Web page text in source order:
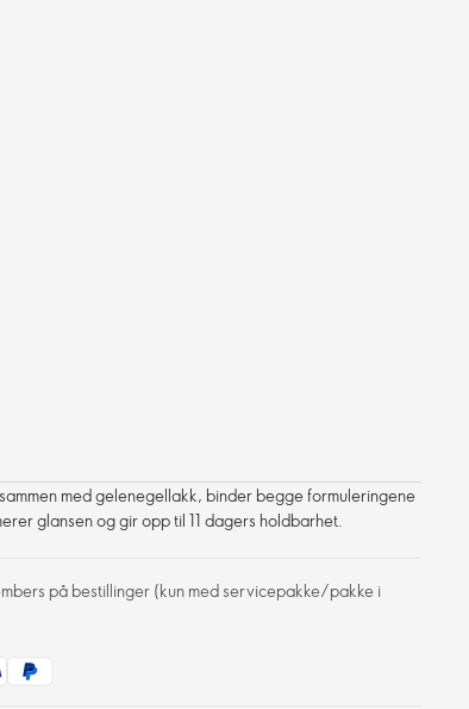
med gelenegellakk, binder begge formuleringene
glansen og gir opp til 11 dagers holdbarhet.
på bestillinger (kun med servicepakke/pakke i